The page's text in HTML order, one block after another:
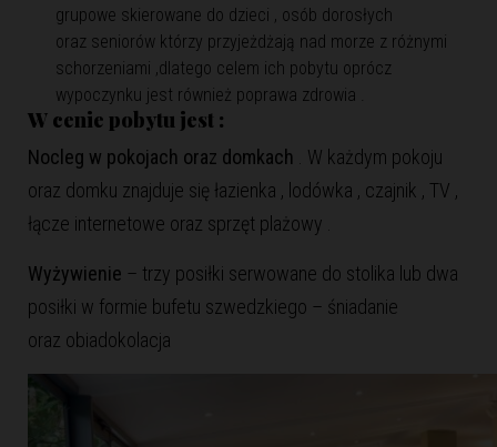
grupowe skierowane do dzieci , osób dorosłych
oraz seniorów którzy przyjeżdżają nad morze z różnymi
schorzeniami ,dlatego celem ich pobytu oprócz
wypoczynku jest również poprawa zdrowia .
W cenie pobytu jest :
Nocleg w pokojach oraz domkach . W każdym pokoju
oraz domku znajduje się łazienka , lodówka , czajnik , TV ,
łącze internetowe oraz sprzęt plażowy .
Wyżywienie – trzy posiłki serwowane do stolika lub dwa
posiłki w formie bufetu szwedzkiego – śniadanie
oraz obiadokolacja